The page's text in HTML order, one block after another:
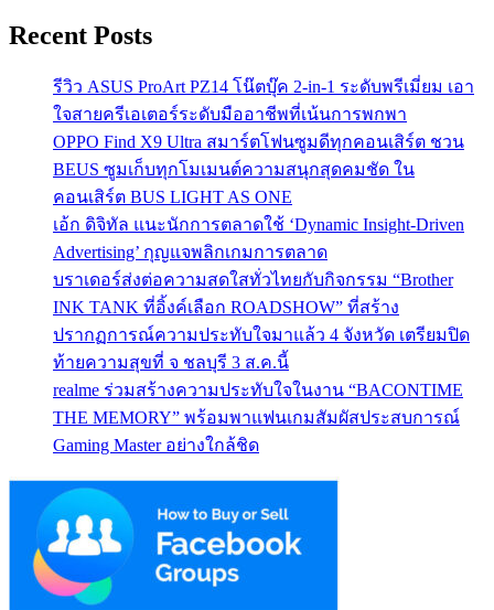
Recent Posts
รีวิว ASUS ProArt PZ14 โน๊ตบุ๊ค 2-in-1 ระดับพรีเมี่ยม เอา
ใจสายครีเอเตอร์ระดับมืออาชีพที่เน้นการพกพา
OPPO Find X9 Ultra สมาร์ตโฟนซูมดีทุกคอนเสิร์ต ชวน
BEUS ซูมเก็บทุกโมเมนต์ความสนุกสุดคมชัด ใน
คอนเสิร์ต BUS LIGHT AS ONE
เอ้ก ดิจิทัล แนะนักการตลาดใช้ ‘Dynamic Insight-Driven
Advertising’ กุญแจพลิกเกมการตลาด
บราเดอร์ส่งต่อความสดใสทั่วไทยกับกิจกรรม “Brother
INK TANK ที่อิ้งค์เลือก ROADSHOW” ที่สร้าง
ปรากฏการณ์ความประทับใจมาแล้ว 4 จังหวัด เตรียมปิด
ท้ายความสุขที่ จ ชลบุรี 3 ส.ค.นี้
realme ร่วมสร้างความประทับใจในงาน “BACONTIME
THE MEMORY” พร้อมพาแฟนเกมสัมผัสประสบการณ์
Gaming Master อย่างใกล้ชิด